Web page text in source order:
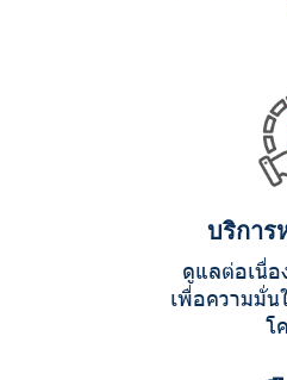
บริการ
ดูแลต่อเนื่
เพื่อความมั่
โ